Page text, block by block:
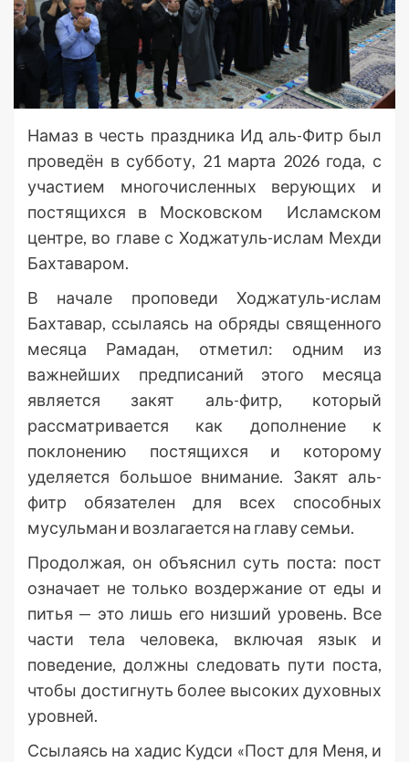
Намаз в честь праздника Ид аль-Фитр был
проведён в субботу, 21 марта 2026 года, с
участием многочисленных верующих и
постящихся в Московском Исламском
центре, во главе с Ходжатуль-ислам Мехди
Бахтаваром.
В начале проповеди Ходжатуль-ислам
Бахтавар, ссылаясь на обряды священного
месяца Рамадан, отметил: одним из
важнейших предписаний этого месяца
является закят аль-фитр, который
рассматривается как дополнение к
поклонению постящихся и которому
уделяется большое внимание. Закят аль-
фитр обязателен для всех способных
мусульман и возлагается на главу семьи.
Продолжая, он объяснил суть поста: пост
означает не только воздержание от еды и
питья — это лишь его низший уровень. Все
части тела человека, включая язык и
поведение, должны следовать пути поста,
чтобы достигнуть более высоких духовных
уровней.
Ссылаясь на хадис Кудси «Пост для Меня, и